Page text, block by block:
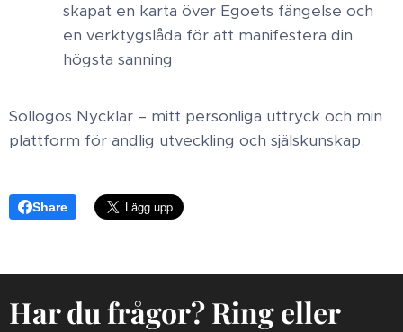
skapat en karta över Egoets fängelse och
en verktygslåda för att manifestera din
högsta sanning
Sollogos Nycklar – mitt personliga uttryck och min
plattform för andlig utveckling och själskunskap.
Share
Har du frågor? Ring eller